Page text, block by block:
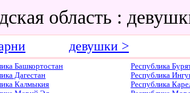
область :
девушки >
Башкортостан
Республика
Дагестан
Республика
Калмыкия
Республика